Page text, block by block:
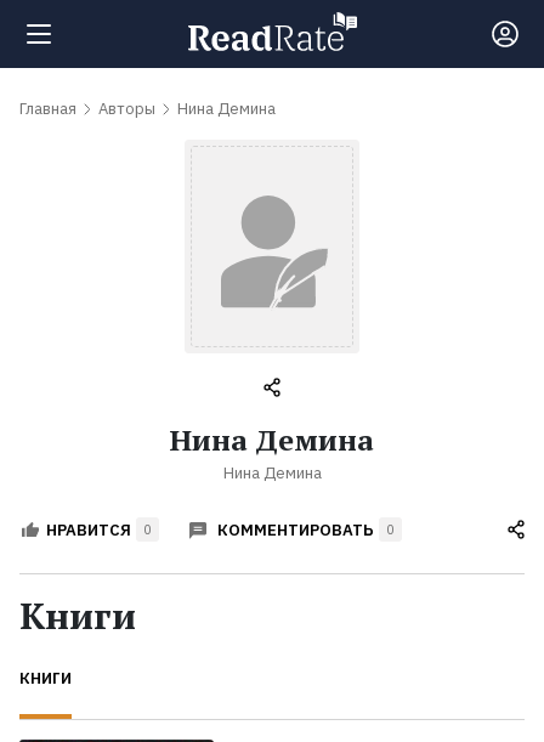
Поиск
обсуждаемые
Авторы
Жанры
Экранизации
Главная Авторы Нина Демина
Нина Демина
Нина Демина
НРАВИТСЯ 0 КОММЕНТИРОВАТЬ 0
Книги
КНИГИ